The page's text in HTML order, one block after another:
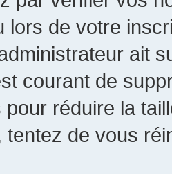
lors de votre
ait
courant de
pour réduire la
tentez de vous